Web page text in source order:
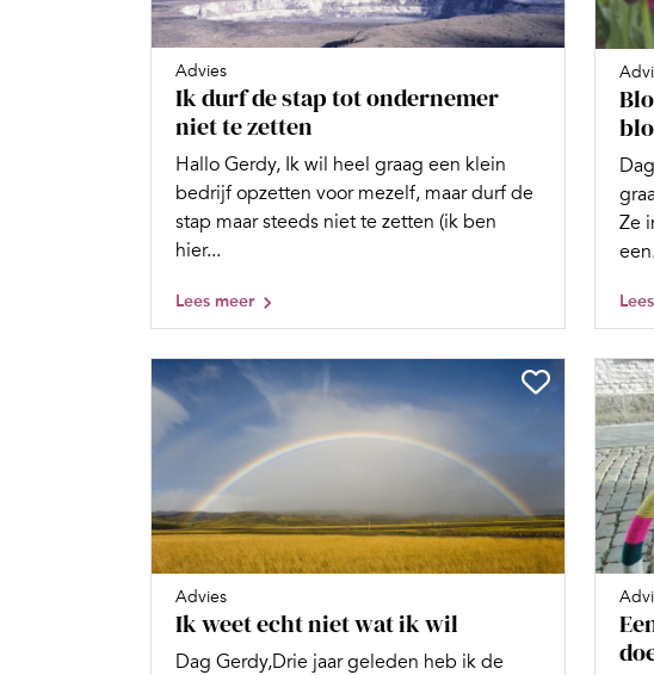
Advies
Ik durf de stap tot ondernemer
niet te zetten
Hallo Gerdy, Ik wil heel graag een klein
bedrijf opzetten voor mezelf, maar durf de
stap maar steeds niet te zetten (ik ben
hier...
Lees meer
Ze
Advies
Ik weet echt niet wat ik wil
Dag Gerdy,Drie jaar geleden heb ik de